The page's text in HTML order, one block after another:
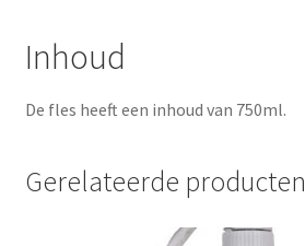
Inhoud
De fles heeft een inhoud van 750ml.
Gerelateerde producten